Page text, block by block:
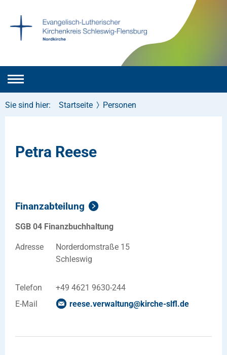
Sie sind hier: Startseite Personen
Petra Reese
Finanzabteilung
SGB 04 Finanzbuchhaltung
Adresse
Norderdomstraße 15
Schleswig
Telefon
+49 4621 9630-244
E-Mail
reese.verwaltung@kirche-slfl.de